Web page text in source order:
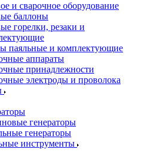
и сварочное оборудование
баллоны
горелки, резаки и
паяльные и комплектующие
аппараты
принадлежности
электроды и проволока
генераторы
генераторы
инструменты